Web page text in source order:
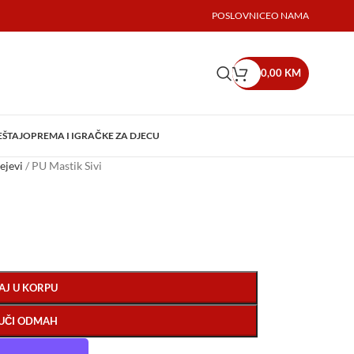
POSLOVNICEO NAMA
0,00 KM
OPREMA I IGRAČKE ZA DJECU
/ PU Mastik Sivi
U KORPU
ODMAH